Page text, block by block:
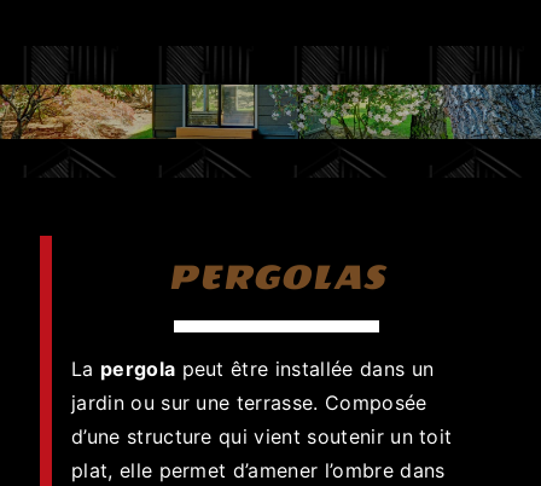
PERGOLAS
La pergola peut être installée dans un
jardin ou sur une terrasse. Composée
d’une structure qui vient soutenir un toit
plat, elle permet d’amener l’ombre dans